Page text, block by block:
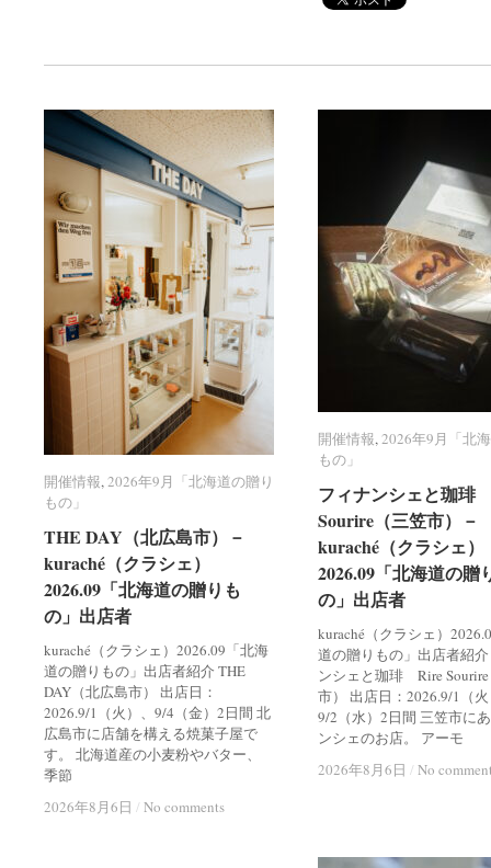
開催情報,2026年9月「北海道の贈り
もの」
THE DAY（北広島市）－
kuraché（クラシェ）
2026.09「北海道の贈りも
の」出店者
kuraché（クラシェ）2026.09「北海
道の贈りもの」出店者紹介 THE
DAY（北広島市） 出店日：
2026.9/1（火）、9/4（金）2日間 北
広島市に店舗を構える焼菓子屋で
す。 北海道産の小麦粉やバター、
季節
2026年8月6日 / No comments
開催情報 2026年9月「北海道の贈り
もの」
THE DAY（北広島市）－
kuraché（クラシェ）
2026.09「北海道の贈りも
の」出店者
2026年8月6日 / No comments
開催情報,2026年9月「北
もの」
フィナンシェと珈
Sourire（三笠市）－
kuraché（クラシェ）
2026.09「北海道の贈
の」出店者
kuraché（クラシェ）
道の贈りもの」出店者紹
ンシェと珈琲 Rire
市） 出店日：2026.9/1（
9/2（水）2日間 三笠市に
ンシェのお店。 アーモ
2026年8月6日 / No
開催情報 2026年9月「北
もの」
フィナンシェと珈
Sourire（三笠市）－
kuraché（クラシェ）
2026.09「北海道の贈
の」出店者
2026年8月6日 / No